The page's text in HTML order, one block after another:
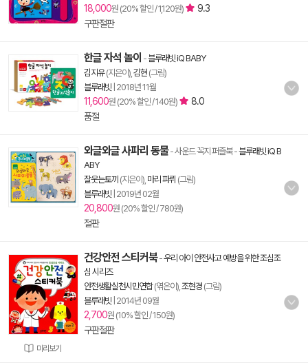
18,000원 (20% 할인 / 1,120원)
9.3
구판절판
한글 자석 놀이 -블루래빗 iQ BABY
김지유(지은이), 김현 (그림)
블루래빗 2018년 11월
11,600원 (20% 할인 / 140원)
8.0
품절
와글와글 사파리 동물- 사운드 꼭지 퍼즐북-블루래빗 iQ B
ABY
잘웃는토끼 (지은이), 마리 파뤼 (그림)
블루래빗 2019년 02월
20,800원 (20% 할인 / 780원)
절판
미리보기
건강안전 스티커북-우리 아이 안전사고 예방을 위한 조심조
심 시리즈
안전생활실천시민연합(엮은이), 조현경 (그림)
블루래빗 2014년 09월
2,700원 (10% 할인 / 150원)
구판절판